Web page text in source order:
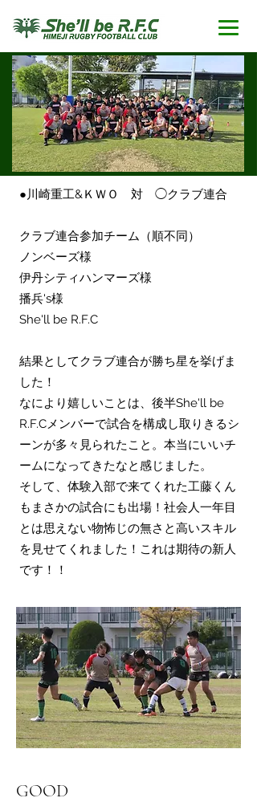
●川崎重工&ＫＷＯ 対 ◯クラブ連合
クラブ連合参加チーム（順不同）
ノンベーズ様
伊丹シティハンマーズ様
播兵's様
She'll be R.F.C
結果としてクラブ連合が勝ち星を挙げま
した！
なにより嬉しいことは、後半She'll be
R.F.Cメンバーで試合を構成し取りきるシ
ーンが多々見られたこと。本当にいいチ
ームになってきたなと感じました。
そして、体験入部で来てくれた工藤くん
もまさかの試合にも出場！社会人一年目
とは思えない物怖じの無さと高いスキル
を見せてくれました！これは期待の新人
です！！
GOOD